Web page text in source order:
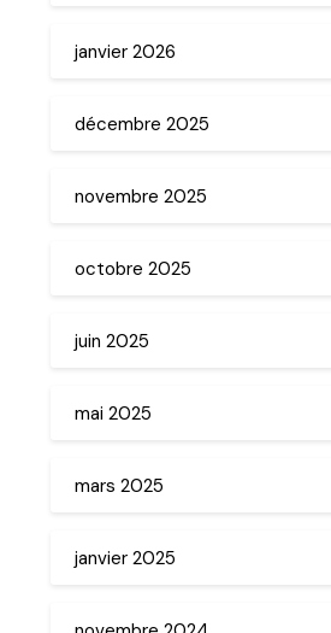
janvier 2026
décembre 2025
novembre 2025
octobre 2025
juin 2025
mai 2025
mars 2025
janvier 2025